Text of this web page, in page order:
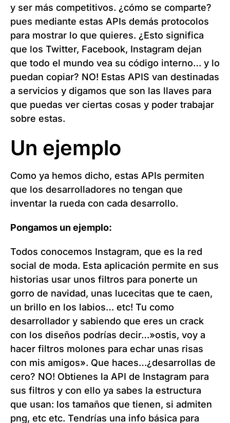
y ser más competitivos. ¿cómo se comparte?
pues mediante estas APIs demás protocolos
para mostrar lo que quieres. ¿Esto significa
que los Twitter, Facebook, Instagram dejan
que todo el mundo vea su código interno… y lo
puedan copiar? NO! Estas APIS van destinadas
a servicios y digamos que son las llaves para
que puedas ver ciertas cosas y poder trabajar
sobre estas.
Un ejemplo
Como ya hemos dicho, estas APIs permiten
que los desarrolladores no tengan que
inventar la rueda con cada desarrollo.
Pongamos un ejemplo:
Todos conocemos Instagram, que es la red
social de moda. Esta aplicación permite en sus
historias usar unos filtros para ponerte un
gorro de navidad, unas lucecitas que te caen,
un brillo en los labios… etc! Tu como
desarrollador y sabiendo que eres un crack
con los diseños podrías decir…»ostis, voy a
hacer filtros molones para echar unas risas
con mis amigos». Que haces…¿desarrollas de
cero? NO! Obtienes la API de Instagram para
sus filtros y con ello ya sabes la estructura
que usan: los tamaños que tienen, si admiten
png, etc etc. Tendrías una info básica para